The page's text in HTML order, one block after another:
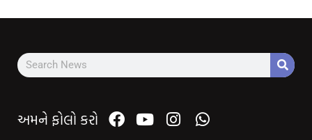
અમને ફોલો કરો